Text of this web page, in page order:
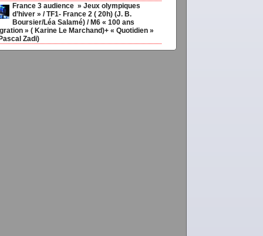
France 3 audience » Jeux olympiques
d’hiver » / TF1- France 2 ( 20h) (J. B.
Boursier/Léa Salamé) / M6 « 100 ans
» ( Karine Le Marchand)+ « Quotidien »
Zadi)